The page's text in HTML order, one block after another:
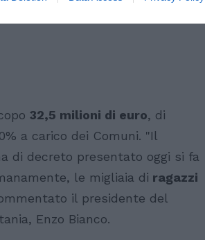
32,5 milioni di euro, di
a carico dei Comuni. "Il
di decreto presentato oggi si fa
le migliaia di ragazzi
il presidente del
Enzo Bianco.